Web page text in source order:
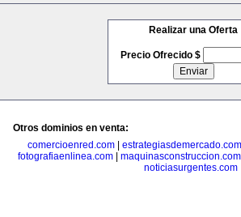
Realizar una Oferta
Precio Ofrecido $
Otros dominios en venta:
comercioenred.com| estrategiasdemercado.com
fotografiaenlinea.com
maquinasconstruccion.com
noticiasurgentes.com